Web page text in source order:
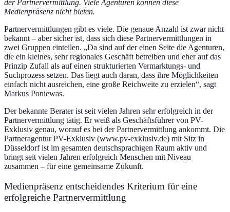
der Partnervermittlung. Viele Agenturen können diese
Medienpräsenz nicht bieten.
Partnervermittlungen gibt es viele. Die genaue Anzahl ist zwar nicht
bekannt – aber sicher ist, dass sich diese Partnervermittlungen in
zwei Gruppen einteilen. „Da sind auf der einen Seite die Agenturen,
die ein kleines, sehr regionales Geschäft betreiben und eher auf das
Prinzip Zufall als auf einen strukturierten Vermarktungs- und
Suchprozess setzen. Das liegt auch daran, dass ihre Möglichkeiten
einfach nicht ausreichen, eine große Reichweite zu erzielen“, sagt
Markus Poniewas.
Der bekannte Berater ist seit vielen Jahren sehr erfolgreich in der
Partnervermittlung tätig. Er weiß als Geschäftsführer von PV-
Exklusiv genau, worauf es bei der Partnervermittlung ankommt. Die
Partneragentur PV-Exklusiv (www.pv-exklusiv.de) mit Sitz in
Düsseldorf ist im gesamten deutschsprachigen Raum aktiv und
bringt seit vielen Jahren erfolgreich Menschen mit Niveau
zusammen – für eine gemeinsame Zukunft.
Medienpräsenz entscheidendes Kriterium für eine
erfolgreiche Partnervermittlung